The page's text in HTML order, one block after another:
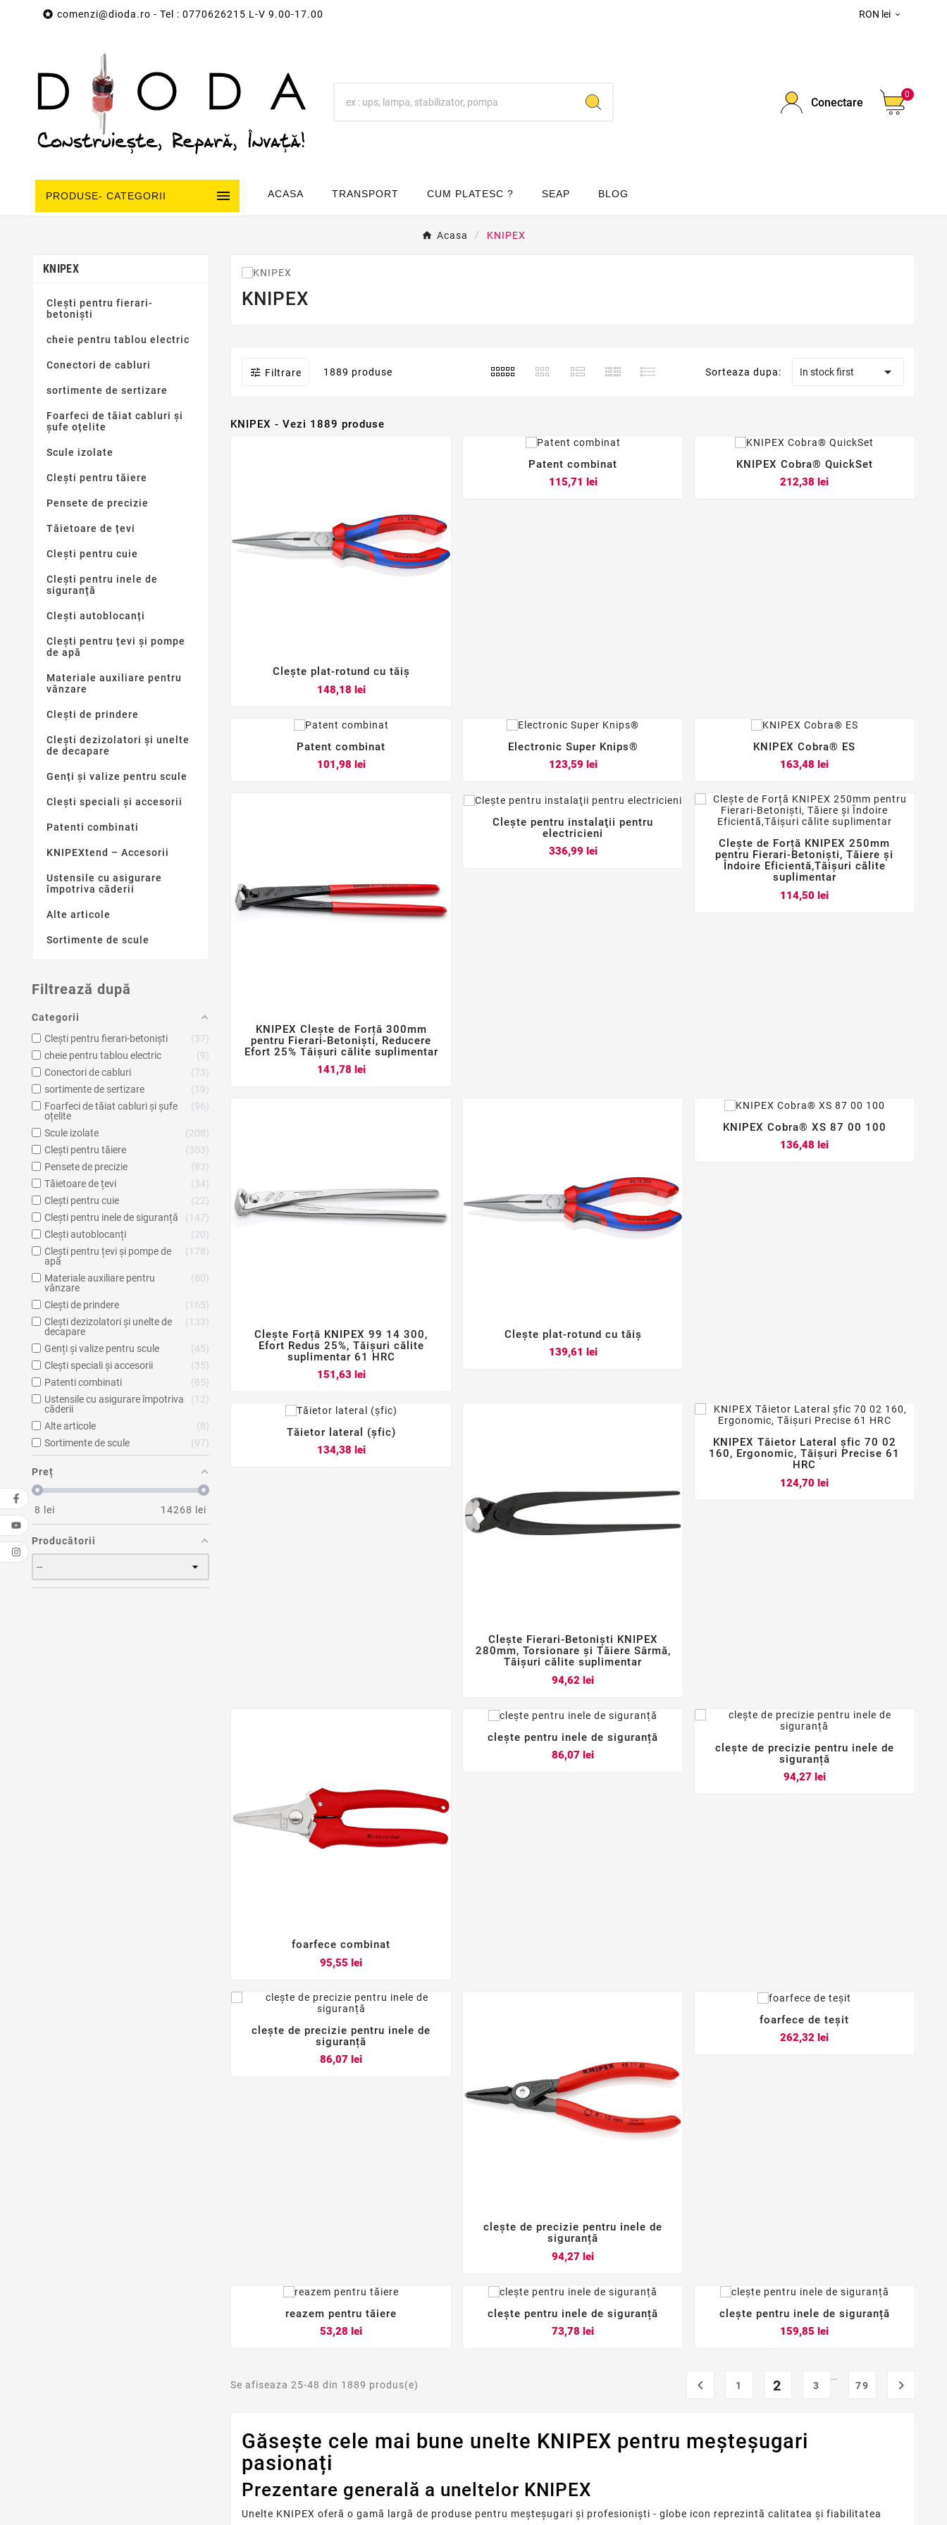
 comenzi@dioda.ro - Tel : 0770626215 L-V 9.00-17.00 RON lei 
Conectare
0
PRODUSE- CATEGORII  ACASA TRANSPORT CUM PLATESC ? SEAP BLOG
Acasa KNIPEX
KNIPEX
Clești pentru fierari-
betoniști
cheie pentru tablou electric
Conectori de cabluri
sortimente de sertizare
Foarfeci de tăiat cabluri și
șufe oțelite
Scule izolate
Clești pentru tăiere
Pensete de precizie
Tăietoare de țevi
Clești pentru cuie
Clești pentru inele de
siguranță
Clești autoblocanți
Clești pentru țevi și pompe
de apă
Materiale auxiliare pentru
vânzare
Clești de prindere
Clești dezizolatori și unelte
de decapare
Genți și valize pentru scule
Clești speciali și accesorii
Patenti combinati
KNIPEXtend – Accesorii
Ustensile cu asigurare
împotriva căderii
Alte articole
Sortimente de scule
Filtrează după
Categorii
Clești pentru fierari-betoniști
37
cheie pentru tablou electric
9
Conectori de cabluri
73
sortimente de sertizare
19
Foarfeci de tăiat cabluri și șufe
oțelite
96
Scule izolate
208
Clești pentru tăiere
303
Pensete de precizie
83
Tăietoare de țevi
34
Clești pentru cuie
22
Clești pentru inele de siguranță
147
Clești autoblocanți
20
Clești pentru țevi și pompe de
apă
178
Materiale auxiliare pentru
vânzare
80
Clești de prindere
165
Clești dezizolatori și unelte de
decapare
133
Genți și valize pentru scule
45
Clești speciali și accesorii
35
Patenti combinati
85
Ustensile cu asigurare împotriva
căderii
12
Alte articole
8
Sortimente de scule
97
Preț
8 lei 14268 lei
Producătorii
KNIPEX
 Filtrare 1889 produse Sorteaza dupa: In stock first 
KNIPEX - Vezi 1889 produse
 
Clește plat-rotund cu tăiș
148,18 leiPret

Patent combinat
115,71 leiPret  
KNIPEX Cobra® QuickSet
212,38 leiPret

Patent combinat
101,98 leiPret 
Electronic Super Knips®
123,59 leiPret 
KNIPEX Cobra® ES
163,48 leiPret
  
KNIPEX Clește de Forță 300mm
pentru Fierari-Betoniști, Reducere
Efort 25% Tăișuri călite suplimentar
141,78 leiPret
  
Cleşte pentru instalaţii pentru
electricieni
336,99 leiPret   
Clește de Forță KNIPEX 250mm
pentru Fierari-Betoniști, Tăiere și
Îndoire Eficientă,Tăișuri călite
suplimentar
114,50 leiPret
  
Clește Forță KNIPEX 99 14 300,
Efort Redus 25%, Tăișuri călite
suplimentar 61 HRC
151,63 leiPret
 
Clește plat-rotund cu tăiș
139,61 leiPret

KNIPEX Cobra® XS 87 00 100
136,48 leiPret
 
Tăietor lateral (șfic)
134,38 leiPret
  
Clește Fierari-Betoniști KNIPEX
280mm, Torsionare și Tăiere Sârmă,
Tăișuri călite suplimentar
94,62 leiPret
  
KNIPEX Tăietor Lateral șfic 70 02
160, Ergonomic, Tăișuri Precise 61
HRC
124,70 leiPret

foarfece combinat
95,55 leiPret

clește pentru inele de siguranță
86,07 leiPret  
clește de precizie pentru inele de
siguranță
94,27 leiPret
 
clește de precizie pentru inele de
siguranță
86,07 leiPret
 
clește de precizie pentru inele de
siguranță
94,27 leiPret
 
foarfece de teșit
262,32 leiPret

reazem pentru tăiere
53,28 leiPret 
clește pentru inele de siguranță
73,78 leiPret 
clește pentru inele de siguranță
159,85 leiPret
Se afiseaza 25-48 din 1889 produs(e)  1 2 3
…
79

Găsește cele mai bune unelte KNIPEX pentru meșteșugari
pasionați
Prezentare generală a uneltelor KNIPEX
Unelte KNIPEX oferă o gamă largă de produse pentru meșteșugari și profesioniști - globe icon reprezintă calitatea și fiabilitatea